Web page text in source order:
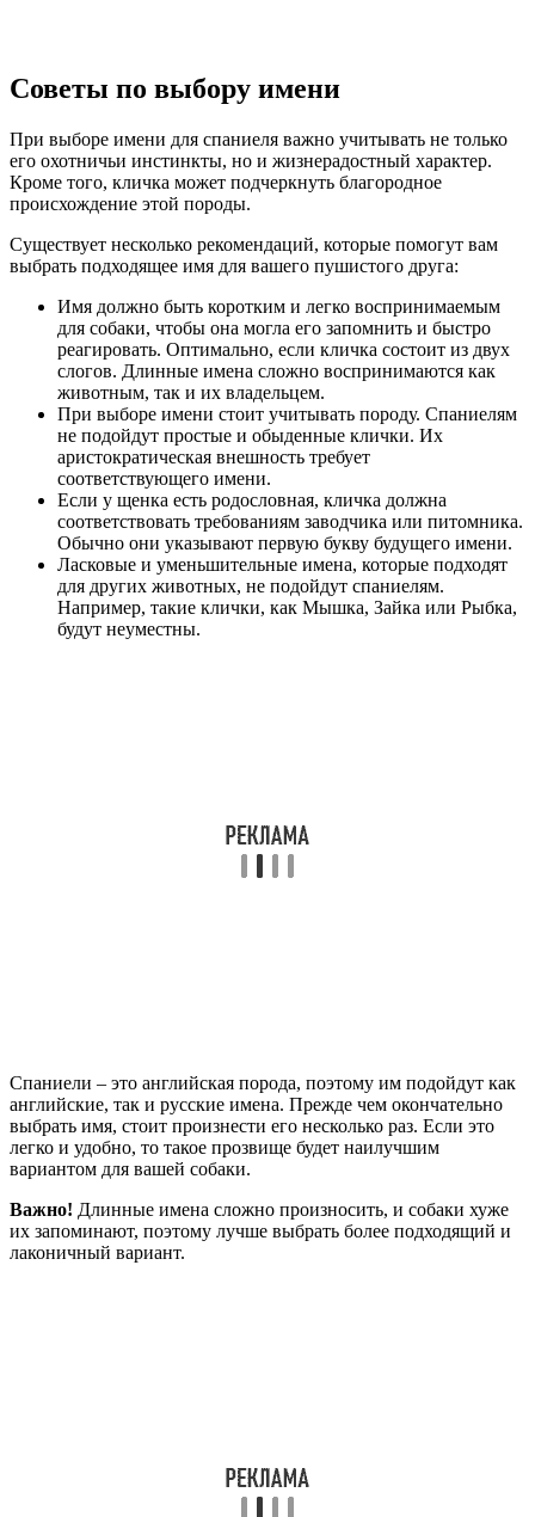
Советы по выбору имени
При выборе имени для спаниеля важно учитывать не только
его охотничьи инстинкты, но и жизнерадостный характер.
Кроме того, кличка может подчеркнуть благородное
происхождение этой породы.
Существует несколько рекомендаций, которые помогут вам
выбрать подходящее имя для вашего пушистого друга:
Имя должно быть коротким и легко воспринимаемым
для собаки, чтобы она могла его запомнить и быстро
реагировать. Оптимально, если кличка состоит из двух
слогов. Длинные имена сложно воспринимаются как
животным, так и их владельцем.
При выборе имени стоит учитывать породу. Спаниелям
не подойдут простые и обыденные клички. Их
аристократическая внешность требует
соответствующего имени.
Если у щенка есть родословная, кличка должна
соответствовать требованиям заводчика или питомника.
Обычно они указывают первую букву будущего имени.
Ласковые и уменьшительные имена, которые подходят
для других животных, не подойдут спаниелям.
Например, такие клички, как Мышка, Зайка или Рыбка,
будут неуместны.
Спаниели – это английская порода, поэтому им подойдут как
английские, так и русские имена. Прежде чем окончательно
выбрать имя, стоит произнести его несколько раз. Если это
легко и удобно, то такое прозвище будет наилучшим
вариантом для вашей собаки.
Важно! Длинные имена сложно произносить, и собаки хуже
их запоминают, поэтому лучше выбрать более подходящий и
лаконичный вариант.